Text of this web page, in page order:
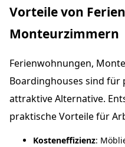
Vorteile von
Monteurzimmern
Ferienwohnungen,
Boardinghouses sind für
attraktive Alternative.
praktische Vorteile für
Kosteneffizienz: